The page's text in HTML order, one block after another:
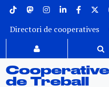
Vés al contingut
Menu superior
Directori de cooperatives
de Treball